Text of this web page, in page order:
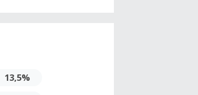
13,5%